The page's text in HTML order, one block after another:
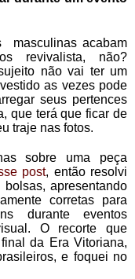
revivalista, não?
não vai ter um
as vezes pode
seus pertences
que terá que ficar de
traje nas fotos.
post, então resolvi
apresentando
corretas para
durante eventos
O recorte que
da Era Vitoriana,
e foquei no